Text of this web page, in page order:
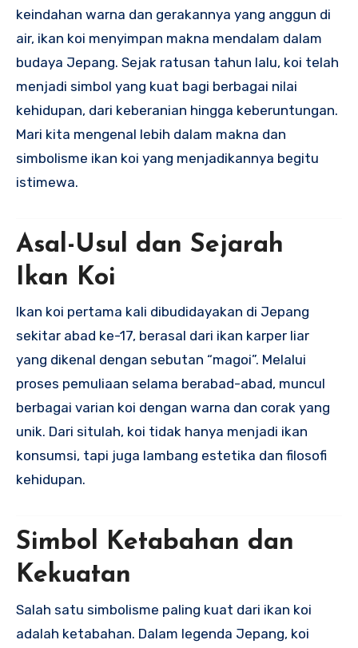
keindahan warna dan gerakannya yang anggun di
air, ikan koi menyimpan makna mendalam dalam
budaya Jepang. Sejak ratusan tahun lalu, koi telah
menjadi simbol yang kuat bagi berbagai nilai
kehidupan, dari keberanian hingga keberuntungan.
Mari kita mengenal lebih dalam makna dan
simbolisme ikan koi yang menjadikannya begitu
istimewa.
Asal-Usul dan Sejarah
Ikan Koi
Ikan koi pertama kali dibudidayakan di Jepang
sekitar abad ke-17, berasal dari ikan karper liar
yang dikenal dengan sebutan “magoi”. Melalui
proses pemuliaan selama berabad-abad, muncul
berbagai varian koi dengan warna dan corak yang
unik. Dari situlah, koi tidak hanya menjadi ikan
konsumsi, tapi juga lambang estetika dan filosofi
kehidupan.
Simbol Ketabahan dan
Kekuatan
Salah satu simbolisme paling kuat dari ikan koi
adalah ketabahan. Dalam legenda Jepang, koi